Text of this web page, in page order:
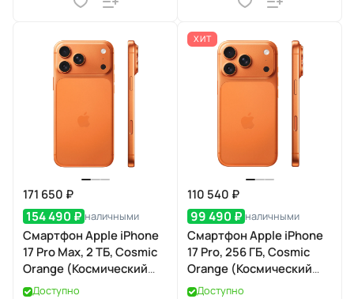
171 650 ₽
154 490 ₽ наличными
Смартфон Apple iPhone
17 Pro Max, 2 ТБ, Cosmic
Orange (Космический
оранжевый) Dual eSIM
Доступно
ХИТ
110 540 ₽
99 490 ₽ наличными
Смартфон Apple iPhone
17 Pro, 256 ГБ, Cosmic
Orange (Космический
оранжевый) SIM+eSIM
Доступно